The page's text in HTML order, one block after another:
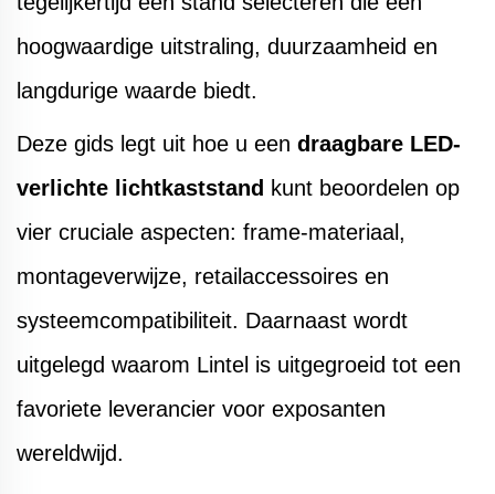
hoogwaardige uitstraling, duurzaamheid en
langdurige waarde biedt.
Deze gids legt uit hoe u een draagbare LED-
verlichte lichtkaststand kunt beoordelen op
vier cruciale aspecten: frame-materiaal,
montageverwijze, retailaccessoires en
systeemcompatibiliteit. Daarnaast wordt
uitgelegd waarom Lintel is uitgegroeid tot een
favoriete leverancier voor exposanten
wereldwijd.